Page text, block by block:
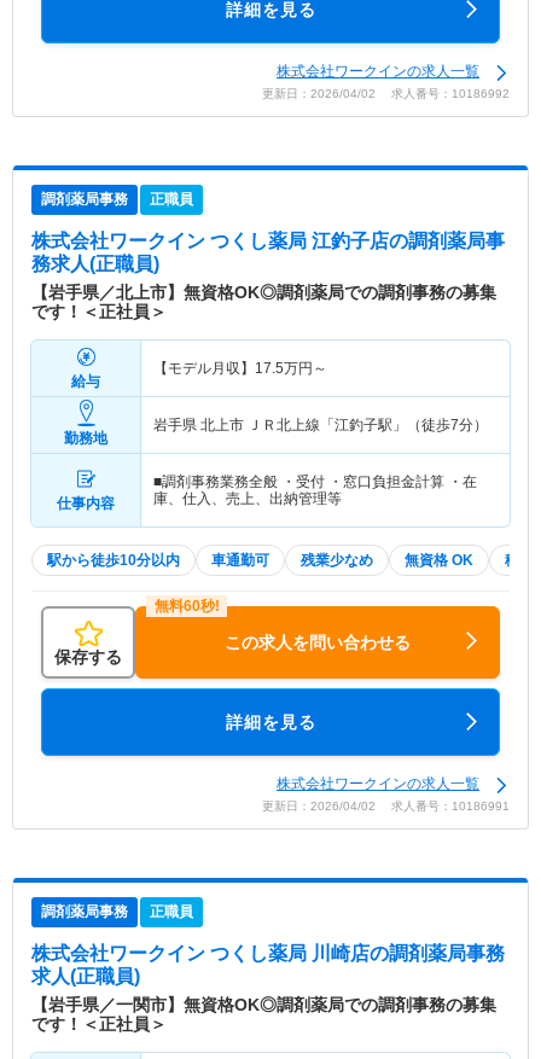
詳細を見る
株式会社ワークインの求人一覧
更新日：2026/04/02 求人番号：10186992
調剤薬局事務 正職員
株式会社ワークイン つくし薬局 江釣子店の調剤薬局事
務求人(正職員)
【岩手県／北上市】無資格OK◎調剤薬局での調剤事務の募集
です！＜正社員＞
給与
【モデル月収】 17.5万円～
勤務地
岩手県 北上市 ＪＲ北上線「江釣子駅」（徒歩7分）
仕事内容
■調剤事務業務全般 ・受付 ・窓口負担金計算 ・在
庫、仕入、売上、出納管理等
駅から徒歩10分以内 車通勤可 残業少なめ 無資格 OK 積極
保存する
この求人を問い合わせる
詳細を見る
株式会社ワークインの求人一覧
更新日：2026/04/02 求人番号：10186991
調剤薬局事務 正職員
株式会社ワークイン つくし薬局 川崎店の調剤薬局事務
求人(正職員)
【岩手県／一関市】無資格OK◎調剤薬局での調剤事務の募集
です！＜正社員＞